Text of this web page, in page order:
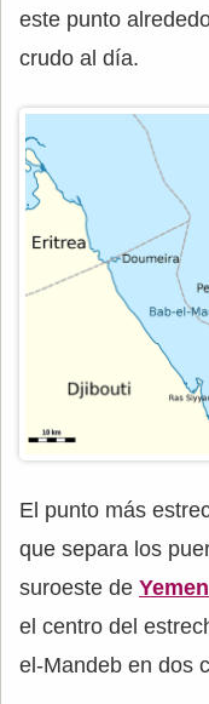
este punto
crudo al día.
El punto más
que separa los
suroeste de Yemen
el centro del
el-Mandeb en dos